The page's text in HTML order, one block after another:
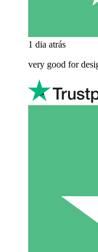
1 dia atrás
very good for